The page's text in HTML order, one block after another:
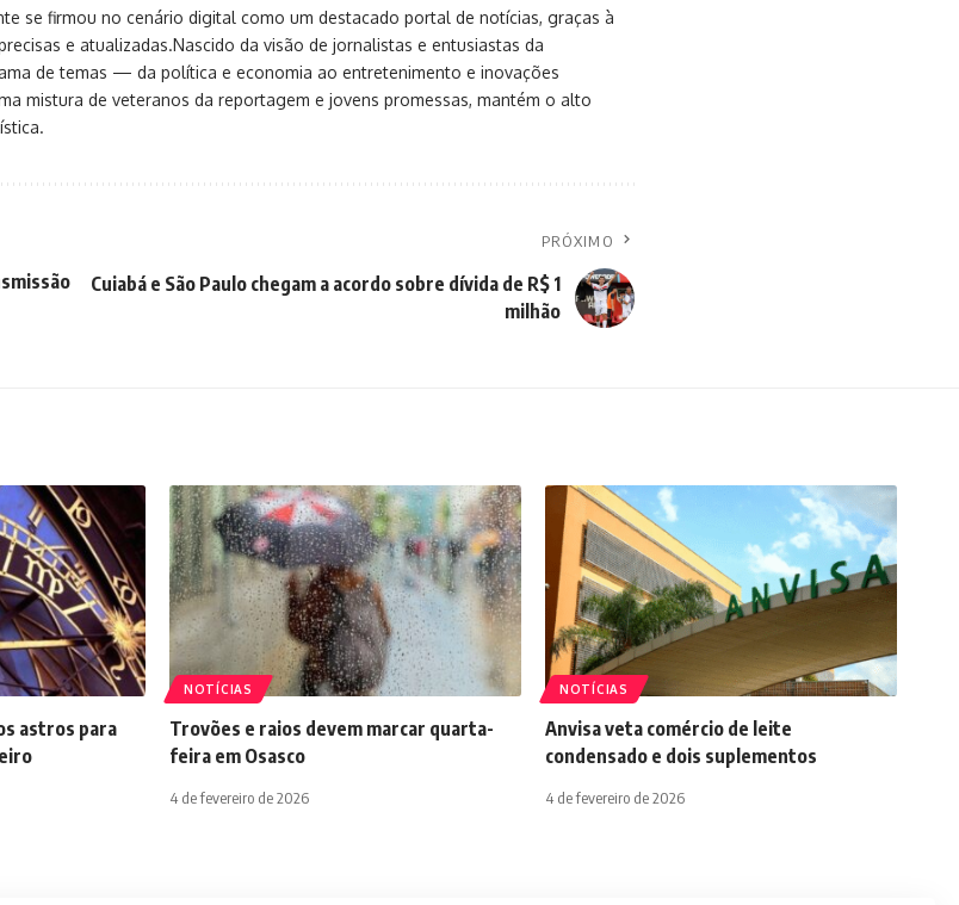
se firmou no cenário digital como um destacado portal de notícias, graças à
e atualizadas.Nascido da visão de jornalistas e entusiastas da
de temas — da política e economia ao entretenimento e inovações
mistura de veteranos da reportagem e jovens promessas, mantém o alto
PRÓXIMO
Cuiabá e São Paulo chegam a acordo sobre dívida de R$ 1
milhão
astros para
NOTÍCIAS
Trovões e raios devem marcar quarta-
feira em Osasco
4 de fevereiro de 2026
NOTÍCIAS
Anvisa veta comércio de leite
condensado e dois suplementos
4 de fevereiro de 2026